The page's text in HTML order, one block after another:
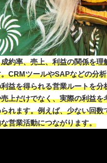
約率、売上、利益の関係を
CRMツールやSAPなどの分
益を得られる営業ルートを
上だけでなく、実際の利益
れます。例えば、少ない回
営業活動につながります。